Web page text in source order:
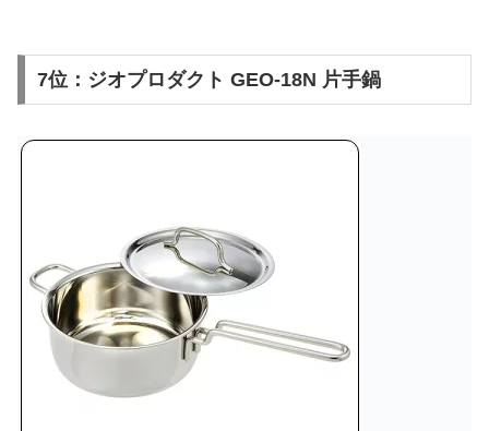
7位：ジオプロダクト GEO-18N 片手鍋